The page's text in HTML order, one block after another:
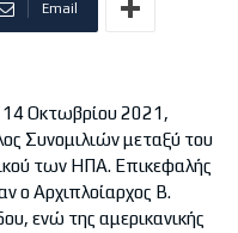
Email
Οκτωβρίου 2021,
Συνομιλιών μεταξύ του
των ΗΠΑ. Επικεφαλής
ο Αρχιπλοίαρχος Β.
ενώ της αμερικανικής